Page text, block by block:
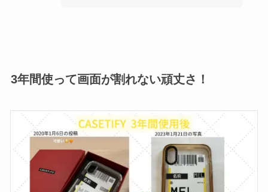
3年間使って画面が割れない頑丈さ！